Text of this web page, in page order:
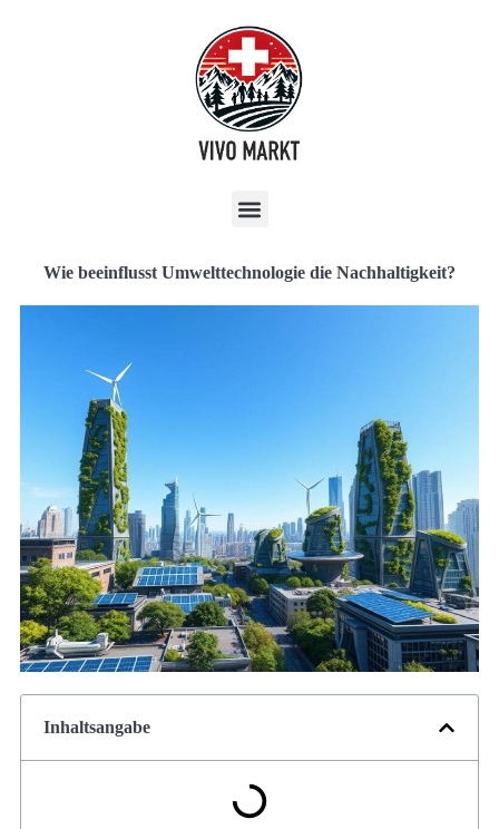
Wie beeinflusst Umwelttechnologie die Nachhaltigkeit?
Inhaltsangabe